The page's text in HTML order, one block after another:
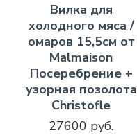
Вилка для
холодного мяса /
омаров 15,5см от
Malmaison
Посеребрение +
узорная позолота
Christofle
27600 руб.